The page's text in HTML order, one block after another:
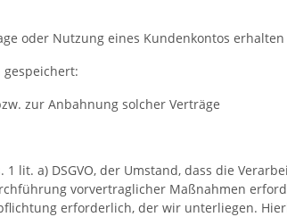
oder Nutzung eines Kundenkontos erhalten
zur Anbahnung solcher Verträge
a) DSGVO, der Umstand, dass die
vorvertraglicher Maßnahmen
erforderlich, der wir unterliegen.